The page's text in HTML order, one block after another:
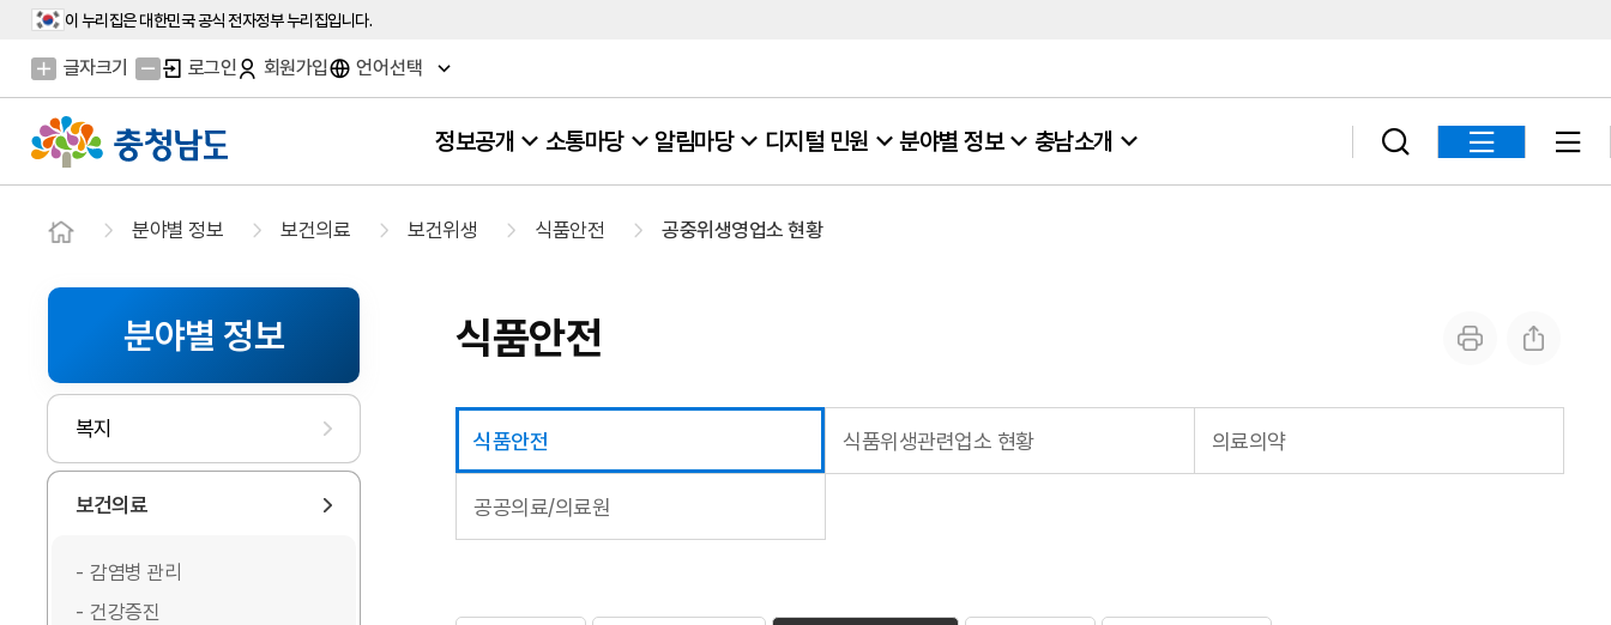
이 누리집은 대한민국 공식 전자정부 누리집입니다.
글자크기 로그인 회원가입 언어선택
정보공개 소통마당 알림마당 디지털 민원 분야별 정보 충남소개
분야별 정보 보건의료 보건위생 식품안전 공중위생영업소 현황
분야별 정보
복지
보건의료
감염병 관리
건강증진
식품안전
식품안전 식품위생관련업소 현황 의료의약
공공의료/의료원